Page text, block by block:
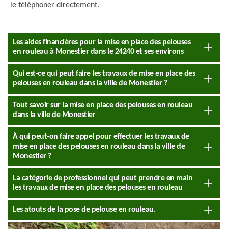
le téléphoner directement.
Les aides financières pour la mise en place des pelouses
en rouleau à Monestier dans le 24240 et ses environs
Qui est-ce qui peut faire les travaux de mise en place des
pelouses en rouleau dans la ville de Monestier ?
Tout savoir sur la mise en place des pelouses en rouleau
dans la ville de Monestier
À qui peut-on faire appel pour effectuer les travaux de
mise en place des pelouses en rouleau dans la ville de
Monestier ?
La catégorie de professionnel qui peut prendre en main
les travaux de mise en place des pelouses en rouleau
Les atouts de la pose de pelouse en rouleau.